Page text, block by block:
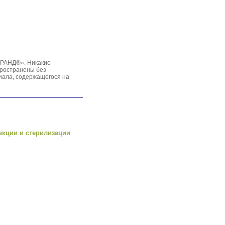
Никакие
без
содержащегося на
и стерилизации